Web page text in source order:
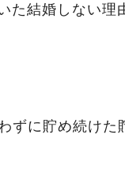
た結婚しない
ずに貯め続け